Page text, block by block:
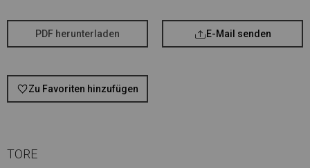
PDF herunterladen E-Mail senden
Zu Favoriten hinzufügen
TORE